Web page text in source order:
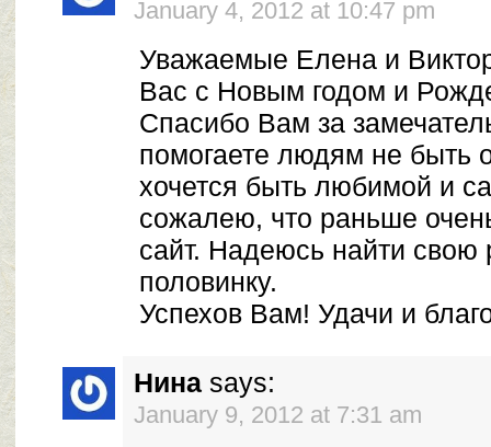
January 4, 2012 at 10:47 pm
Уважаемые Елена и
Вас с Новым годом и
Спасибо Вам за
помогаете людям не быть
хочется быть любимой и
сожалею, что раньше
сайт. Надеюсь найти
половинку.
Успехов Вам! Удачи и
Нина says:
January 9, 2012 at 7:31 am